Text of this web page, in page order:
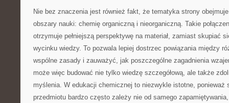
Nie bez znaczenia jest również fakt, że tematyka strony
obszary nauki: chemię organiczną i nieorganiczną. Takie
otrzymuje pełniejszą perspektywę na materiał, zamiast skupiać
wycinku wiedzy. To pozwala lepiej dostrzec powiązania między
wspólne zasady i zauważyć, jak poszczególne zagadnienia
może więc budować nie tylko wiedzę szczegółową, ale także
myślenia. W edukacji chemicznej to niezwykle istotne, ponieważ
przedmiotu bardzo często zależy nie od samego